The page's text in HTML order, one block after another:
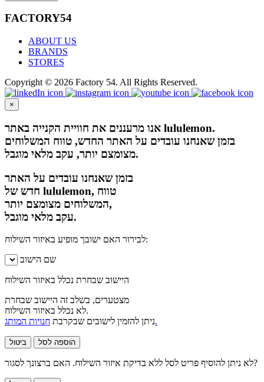
FACTORY54
ABOUT US
BRANDS
STORES
Copyright © 2026 Factory 54. All Rights Reserved.
×
אנו מרעננים את חוויית הקנייה באתר lululemon.
בזמן שאנחנו עובדים על האתר החדש, טווח המשלוחים
מצומצם יותר, עקב מלאי מוגבל.
בזמן שאנחנו עובדים על האתר
חדש של lululemon, טווח
המשלוחים מצומצם יותר,
עקב מלאי מוגבל.
לבירור האם ישובך מופיע באיזור השילוח:
שם הישוב
היישוב שבחרת נכלל באיזור השילוח
מצטערים, בשלב זה היישוב שבחרת
לא נכלל באיזור השילוח.
ניתן להזמין לישובים שבקרבתחנויות המותג.
ביטול הוספה לסל
לא ניתן להוסיף פריט לסל ללא בדיקת איזור השילוח. האם ברצונך לסגור?